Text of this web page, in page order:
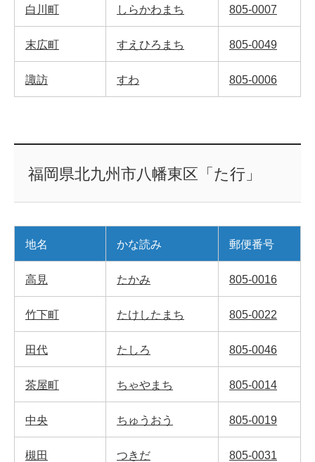
白川町 しらかわまち 805-0007
末広町 すえひろまち 805-0049
諏訪 すわ 805-0006
福岡県北九州市八幡東区「た行」
地名 かな読み 郵便番号
高見 たかみ 805-0016
竹下町 たけしたまち 805-0022
田代 たしろ 805-0046
茶屋町 ちゃやまち 805-0014
中央 ちゅうおう 805-0019
槻田 つきだ 805-0031